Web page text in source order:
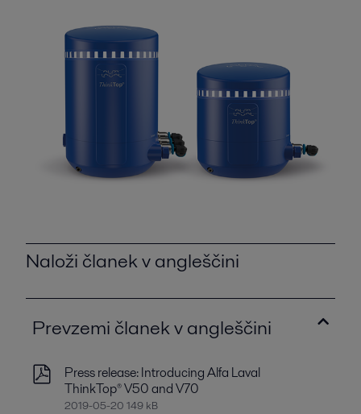
Naloži članek v angleščini
Prevzemi članek v angleščini
Press release: Introducing Alfa Laval
ThinkTop® V50 and V70
2019-05-20 149 kB